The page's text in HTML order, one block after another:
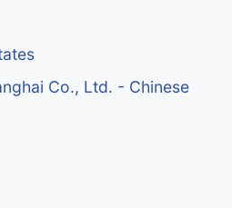
Co., Ltd. - Chinese